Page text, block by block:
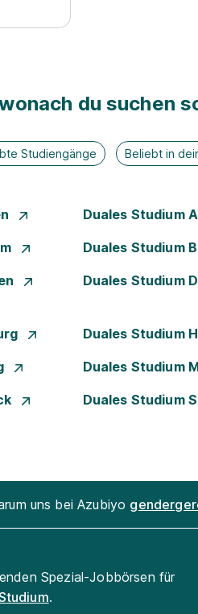
du suchen
Studiengänge Beliebt in
Duales Studium
Duales Studium
Duales Studium
Duales Studium
Duales Studium
Duales Studium
uns bei Azubiyo
Spezial-Jobbörsen für
.